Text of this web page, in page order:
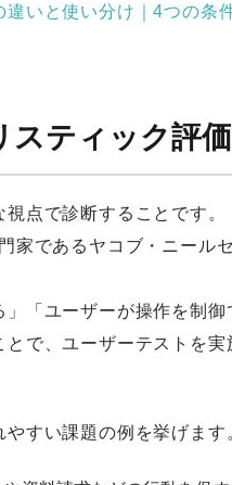
いと使い分け｜4つの条
ティック評
点で診断することです。
家であるヤコブ・ニール
」「ユーザーが操作を制
で、ユーザーテストを
すい課題の例を挙げます